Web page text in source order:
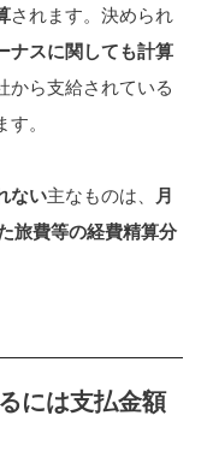
されます。決められ
ナスに関しても計算
から支給されている
。
ない主なものは、
月
旅費等の経費精算分
には支払金額